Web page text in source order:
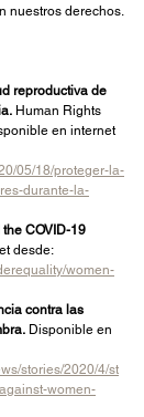
nuestros derechos.
reproductiva de
Human Rights
en internet
05/18/proteger-la-
durante-la-
the COVID-19
desde:
women-
contra las
Disponible en
stories/2020/4/st
women-